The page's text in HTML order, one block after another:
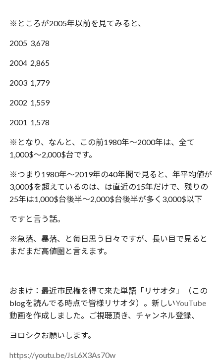
※ところが2005年以前を見てみると、
2005 3,678
2004 2,865
2003 1,779
2002 1,559
2001 1,578
※となり、なんと、この前1980年〜2000年は、全て
1,000$〜2,000$台です。
※つまり1980年〜2019年の40年間で見ると、年平均値が
3,000$を超えているのは、は直近の15年だけで、残りの
25年は1,000$台後半〜2,000$台後半が多く3,000$以下
ですと言う話。
※急落、暴落、と毎日思う日々ですが、長い目で見ると
まだまだ高値圏と言えます。
おまけ：最近市民権を得て来た単語「リサオタ」（この
blogを読んでる時点で皆様リサオタ）。新しいYouTube
動画を作成しました。ご視聴頂き、チャンネル登録、
ヨロシクお願いします。
https://youtu.be/JsL6X3As70w